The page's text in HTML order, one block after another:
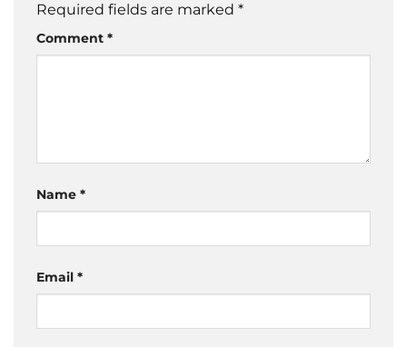
Required fields are marked *
Comment *
Name *
Email *